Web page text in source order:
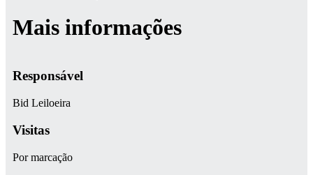
Mais informações
Responsável
Bid Leiloeira
Visitas
Por marcação